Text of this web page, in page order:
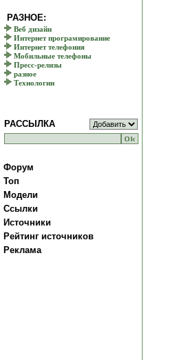
РАЗНОЕ:
Веб дизайн
Интернет програмирование
Интернет телефония
Мобильные телефоны
Пресс-релизы
разное
Технологии
РАССЫЛКА
Форум
Топ
Модели
Ссылки
Источники
Рейтинг источников
Реклама